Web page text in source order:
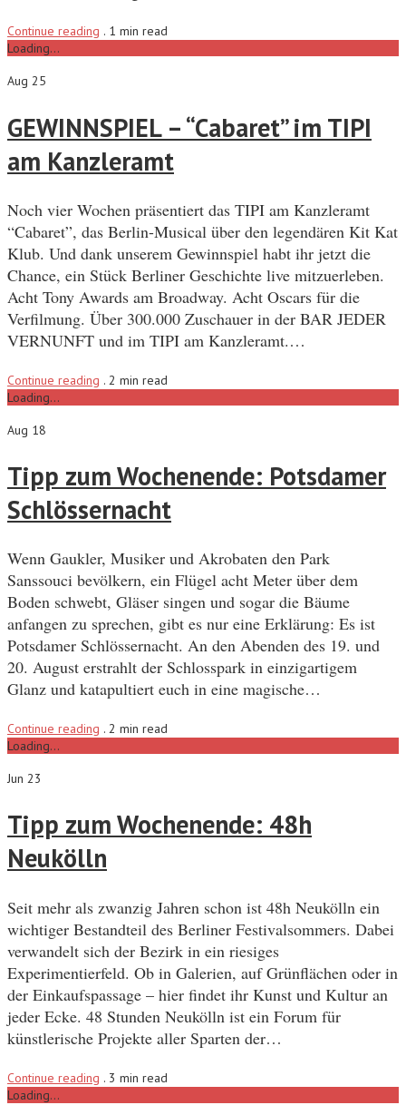
Continue reading . 1 min read
Loading...
Aug 25
GEWINNSPIEL – “Cabaret” im TIPI
am Kanzleramt
Noch vier Wochen präsentiert das TIPI am Kanzleramt
“Cabaret”, das Berlin-Musical über den legendären Kit Kat
Klub. Und dank unserem Gewinnspiel habt ihr jetzt die
Chance, ein Stück Berliner Geschichte live mitzuerleben.
Acht Tony Awards am Broadway. Acht Oscars für die
Verfilmung. Über 300.000 Zuschauer in der BAR JEDER
VERNUNFT und im TIPI am Kanzleramt.…
Continue reading . 2 min read
Loading...
Aug 18
Tipp zum Wochenende: Potsdamer
Schlössernacht
Wenn Gaukler, Musiker und Akrobaten den Park
Sanssouci bevölkern, ein Flügel acht Meter über dem
Boden schwebt, Gläser singen und sogar die Bäume
anfangen zu sprechen, gibt es nur eine Erklärung: Es ist
Potsdamer Schlössernacht. An den Abenden des 19. und
20. August erstrahlt der Schlosspark in einzigartigem
Glanz und katapultiert euch in eine magische…
Continue reading . 2 min read
Loading...
Jun 23
Tipp zum Wochenende: 48h
Neukölln
Seit mehr als zwanzig Jahren schon ist 48h Neukölln ein
wichtiger Bestandteil des Berliner Festivalsommers. Dabei
verwandelt sich der Bezirk in ein riesiges
Experimentierfeld. Ob in Galerien, auf Grünflächen oder in
der Einkaufspassage – hier findet ihr Kunst und Kultur an
jeder Ecke. 48 Stunden Neukölln ist ein Forum für
künstlerische Projekte aller Sparten der…
Continue reading . 3 min read
Loading...